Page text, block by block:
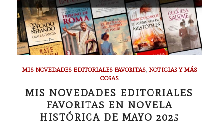
MIS NOVEDADES EDITORIALES FAVORITAS, NOTICIAS Y MÁS
COSAS
MIS NOVEDADES EDITORIALES
FAVORITAS EN NOVELA
HISTÓRICA DE MAYO 2025